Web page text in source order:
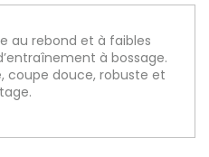
au rebond et à faibles
à bossage.
coupe douce, robuste et